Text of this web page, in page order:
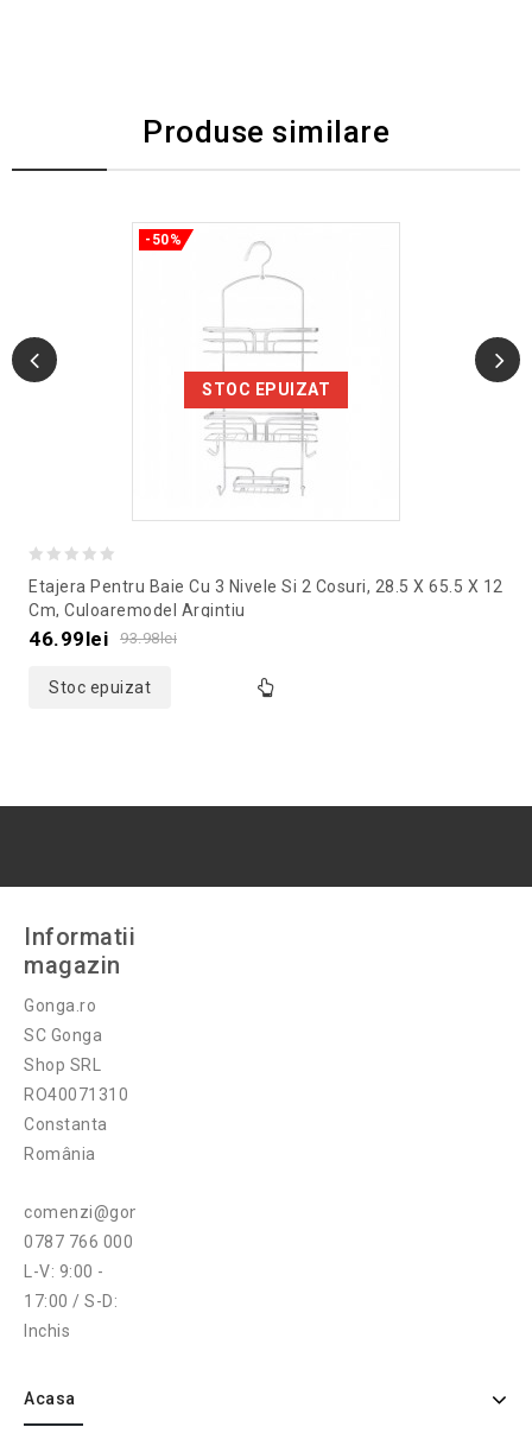
Produse similare
STOC EPUIZAT
-50%
out
of
Etajera Pentru Baie Cu 3 Nivele Si 2 Cosuri, 28.5 X 65.5 X 12
Cm, Culoaremodel Argintiu
93.98lei
46.99lei
Stoc epuizat
Informatii
magazin
Gonga.ro
SC Gonga
Shop SRL
RO40071310
Constanta
România
comenzi@gonga.ro
0787 766 000
L-V: 9:00 -
17:00 / S-D:
Inchis
Acasa